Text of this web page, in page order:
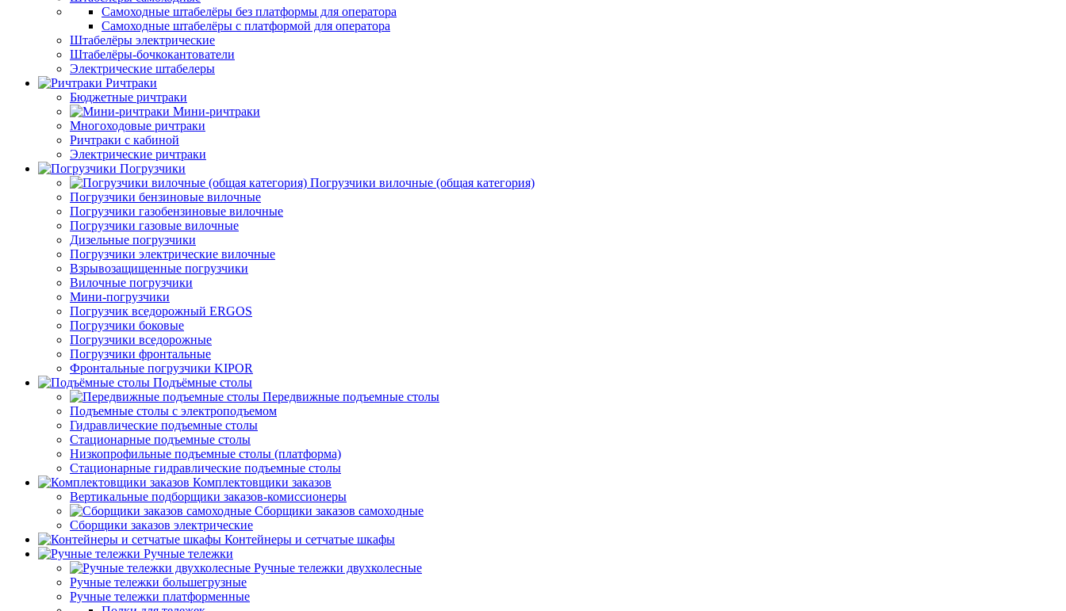
Самоходные штабелёры без платформы для оператора
Самоходные штабелёры с платформой для оператора
Штабелёры электрические
Штабелёры-бочкокантователи
Электрические штабелеры
Ричтраки
Бюджетные ричтраки
Мини-ричтраки
Многоходовые ричтраки
Ричтраки с кабиной
Электрические ричтраки
Погрузчики
Погрузчики вилочные (общая категория)
Погрузчики бензиновые вилочные
Погрузчики газобензиновые вилочные
Погрузчики газовые вилочные
Дизельные погрузчики
Погрузчики электрические вилочные
Взрывозащищенные погрузчики
Вилочные погрузчики
Мини-погрузчики
Погрузчик вседорожный ERGOS
Погрузчики боковые
Погрузчики вседорожные
Погрузчики фронтальные
Фронтальные погрузчики KIPOR
Подъёмные столы
Передвижные подъемные столы
Подъемные столы с электроподъемом
Гидравлические подъемные столы
Стационарные подъемные столы
Низкопрофильные подъемные столы (платформа)
Стационарные гидравлические подъемные столы
Комплектовщики заказов
Вертикальные подборщики заказов-комиссионеры
Сборщики заказов самоходные
Сборщики заказов электрические
Контейнеры и сетчатые шкафы
Ручные тележки
Ручные тележки двухколесные
Ручные тележки большегрузные
Ручные тележки платформенные